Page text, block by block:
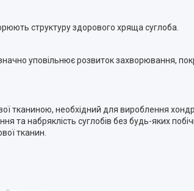
структуру здорового хряща суглоба.
уповільнює розвиток захворювання,
тканиною, необхідний для вироблення
та набряклість суглобів без будь-яких
тканин.